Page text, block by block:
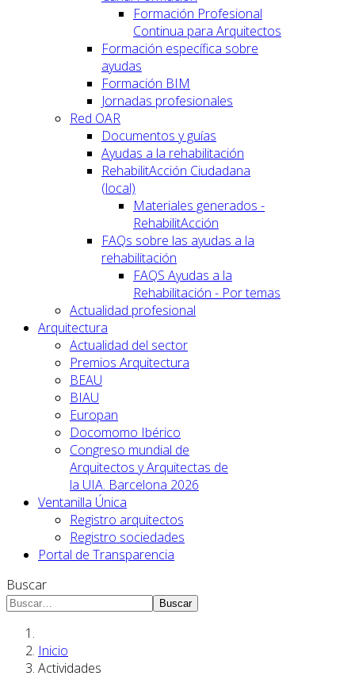
Formación Profesional
Continua para Arquitectos
Formación específica sobre
ayudas
Formación BIM
Jornadas profesionales
Red OAR
Documentos y guías
Ayudas a la rehabilitación
RehabilitAcción Ciudadana
(local)
Materiales generados -
RehabilitAcción
FAQs sobre las ayudas a la
rehabilitación
FAQS Ayudas a la
Rehabilitación - Por temas
Actualidad profesional
Arquitectura
Actualidad del sector
Premios Arquitectura
BEAU
BIAU
Europan
Docomomo Ibérico
Congreso mundial de
Arquitectos y Arquitectas de
la UIA. Barcelona 2026
Ventanilla Única
Registro arquitectos
Registro sociedades
Portal de Transparencia
Buscar
Buscar
Inicio
Actividades